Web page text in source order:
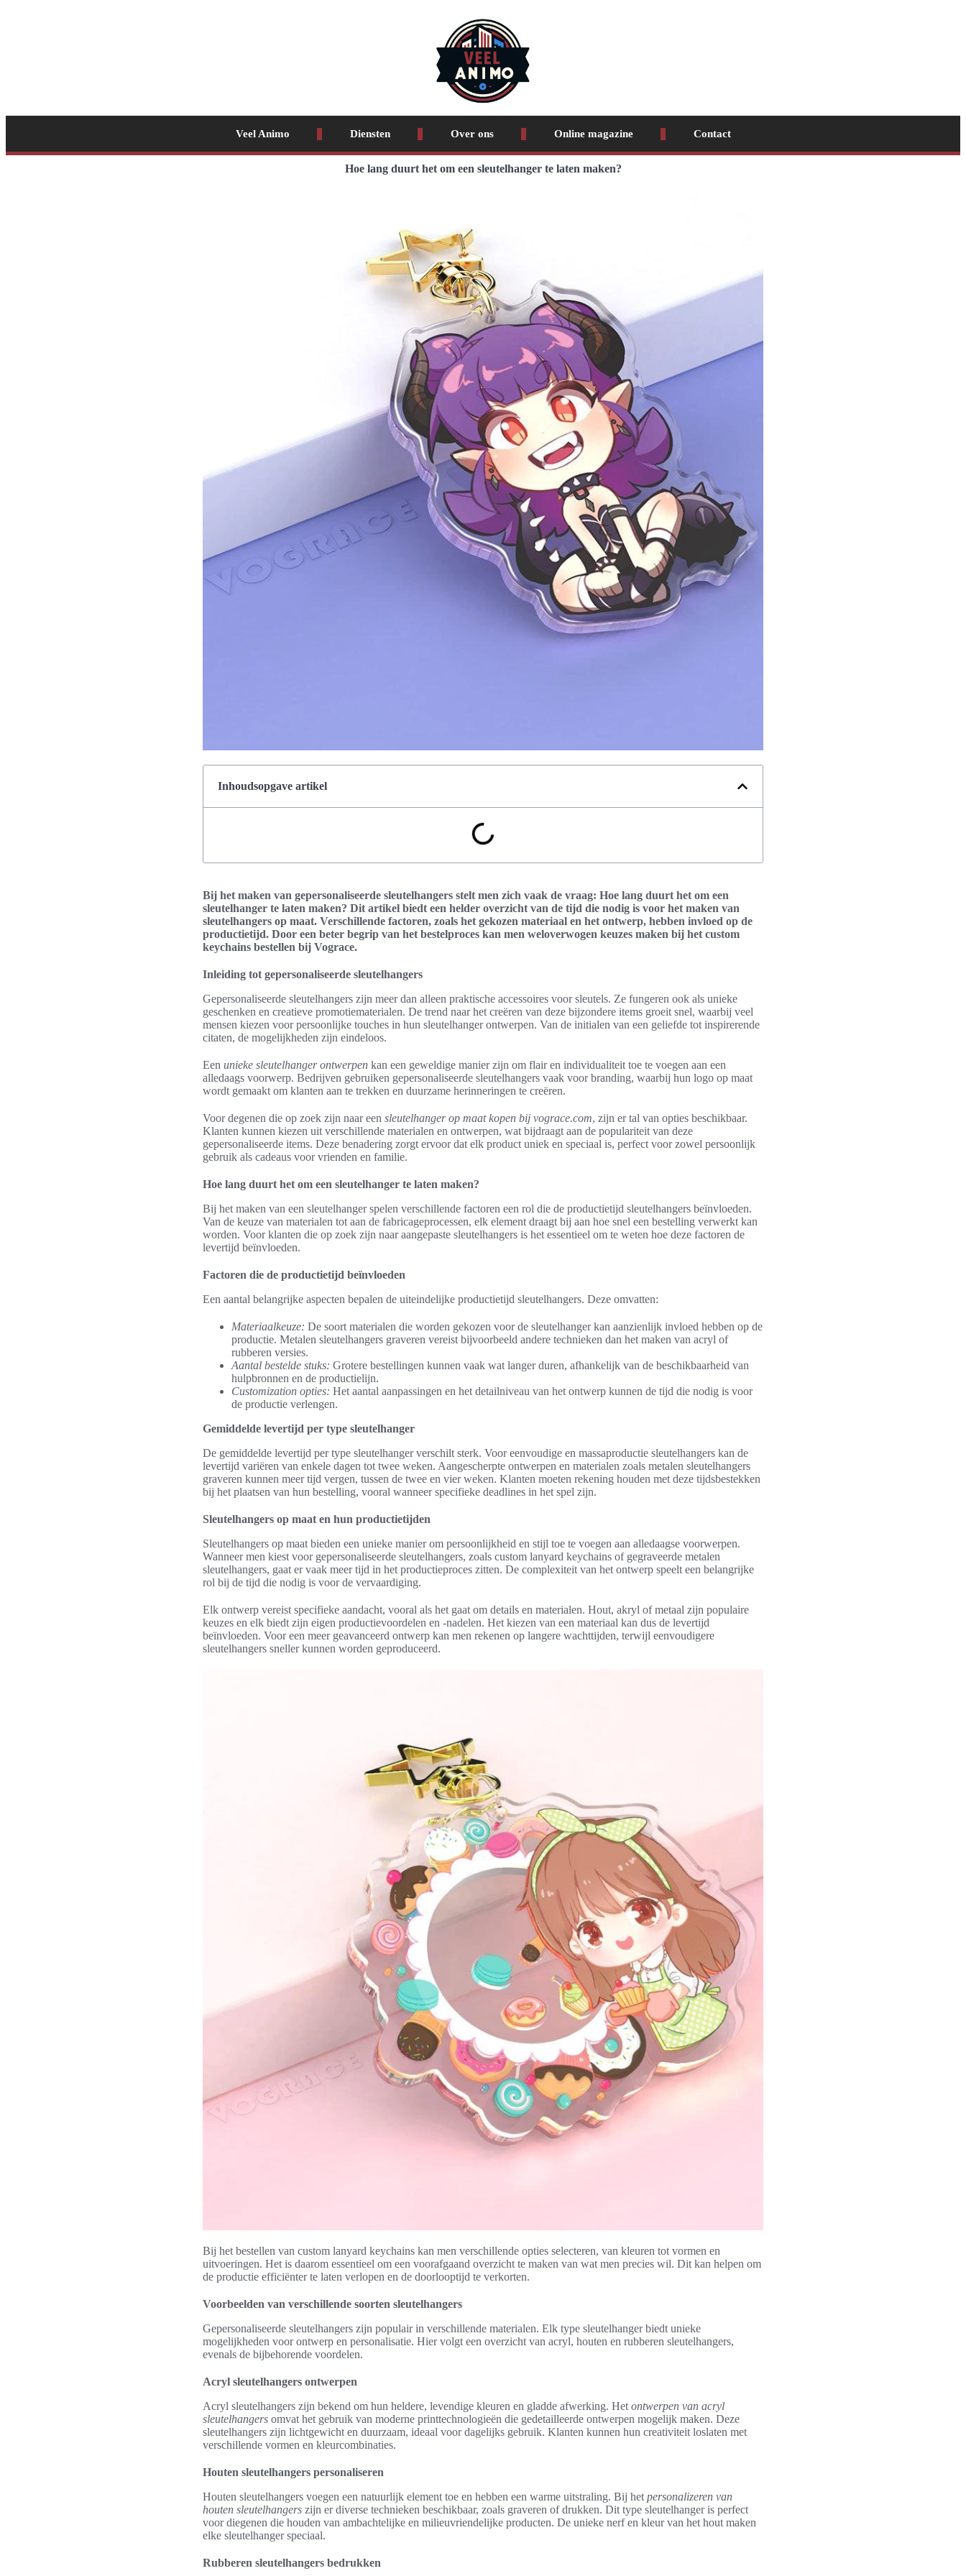
Veel Animo Diensten Over ons Online magazine Contact
Hoe lang duurt het om een sleutelhanger te laten maken?
Inhoudsopgave artikel
Bij het maken van gepersonaliseerde sleutelhangers stelt men zich vaak de vraag: Hoe lang duurt het om een
sleutelhanger te laten maken? Dit artikel biedt een helder overzicht van de tijd die nodig is voor het maken van
sleutelhangers op maat. Verschillende factoren, zoals het gekozen materiaal en het ontwerp, hebben invloed op de
productietijd. Door een beter begrip van het bestelproces kan men weloverwogen keuzes maken bij het custom
keychains bestellen bij Vograce.
Inleiding tot gepersonaliseerde sleutelhangers
Gepersonaliseerde sleutelhangers zijn meer dan alleen praktische accessoires voor sleutels. Ze fungeren ook als unieke
geschenken en creatieve promotiematerialen. De trend naar het creëren van deze bijzondere items groeit snel, waarbij veel
mensen kiezen voor persoonlijke touches in hun sleutelhanger ontwerpen. Van de initialen van een geliefde tot inspirerende
citaten, de mogelijkheden zijn eindeloos.
Een unieke sleutelhanger ontwerpen kan een geweldige manier zijn om flair en individualiteit toe te voegen aan een
alledaags voorwerp. Bedrijven gebruiken gepersonaliseerde sleutelhangers vaak voor branding, waarbij hun logo op maat
wordt gemaakt om klanten aan te trekken en duurzame herinneringen te creëren.
Voor degenen die op zoek zijn naar een sleutelhanger op maat kopen bij vograce.com, zijn er tal van opties beschikbaar.
Klanten kunnen kiezen uit verschillende materialen en ontwerpen, wat bijdraagt aan de populariteit van deze
gepersonaliseerde items. Deze benadering zorgt ervoor dat elk product uniek en speciaal is, perfect voor zowel persoonlijk
gebruik als cadeaus voor vrienden en familie.
Hoe lang duurt het om een sleutelhanger te laten maken?
Bij het maken van een sleutelhanger spelen verschillende factoren een rol die de productietijd sleutelhangers beïnvloeden.
Van de keuze van materialen tot aan de fabricageprocessen, elk element draagt bij aan hoe snel een bestelling verwerkt kan
worden. Voor klanten die op zoek zijn naar aangepaste sleutelhangers is het essentieel om te weten hoe deze factoren de
levertijd beïnvloeden.
Factoren die de productietijd beïnvloeden
Een aantal belangrijke aspecten bepalen de uiteindelijke productietijd sleutelhangers. Deze omvatten:
Materiaalkeuze: De soort materialen die worden gekozen voor de sleutelhanger kan aanzienlijk invloed hebben op de
productie. Metalen sleutelhangers graveren vereist bijvoorbeeld andere technieken dan het maken van acryl of
rubberen versies.
Aantal bestelde stuks: Grotere bestellingen kunnen vaak wat langer duren, afhankelijk van de beschikbaarheid van
hulpbronnen en de productielijn.
Customization opties: Het aantal aanpassingen en het detailniveau van het ontwerp kunnen de tijd die nodig is voor
de productie verlengen.
Gemiddelde levertijd per type sleutelhanger
De gemiddelde levertijd per type sleutelhanger verschilt sterk. Voor eenvoudige en massaproductie sleutelhangers kan de
levertijd variëren van enkele dagen tot twee weken. Aangescherpte ontwerpen en materialen zoals metalen sleutelhangers
graveren kunnen meer tijd vergen, tussen de twee en vier weken. Klanten moeten rekening houden met deze tijdsbestekken
bij het plaatsen van hun bestelling, vooral wanneer specifieke deadlines in het spel zijn.
Sleutelhangers op maat en hun productietijden
Sleutelhangers op maat bieden een unieke manier om persoonlijkheid en stijl toe te voegen aan alledaagse voorwerpen.
Wanneer men kiest voor gepersonaliseerde sleutelhangers, zoals custom lanyard keychains of gegraveerde metalen
sleutelhangers, gaat er vaak meer tijd in het productieproces zitten. De complexiteit van het ontwerp speelt een belangrijke
rol bij de tijd die nodig is voor de vervaardiging.
Elk ontwerp vereist specifieke aandacht, vooral als het gaat om details en materialen. Hout, akryl of metaal zijn populaire
keuzes en elk biedt zijn eigen productievoordelen en -nadelen. Het kiezen van een materiaal kan dus de levertijd
beïnvloeden. Voor een meer geavanceerd ontwerp kan men rekenen op langere wachttijden, terwijl eenvoudigere
sleutelhangers sneller kunnen worden geproduceerd.
Bij het bestellen van custom lanyard keychains kan men verschillende opties selecteren, van kleuren tot vormen en
uitvoeringen. Het is daarom essentieel om een voorafgaand overzicht te maken van wat men precies wil. Dit kan helpen om
de productie efficiënter te laten verlopen en de doorlooptijd te verkorten.
Voorbeelden van verschillende soorten sleutelhangers
Gepersonaliseerde sleutelhangers zijn populair in verschillende materialen. Elk type sleutelhanger biedt unieke
mogelijkheden voor ontwerp en personalisatie. Hier volgt een overzicht van acryl, houten en rubberen sleutelhangers,
evenals de bijbehorende voordelen.
Acryl sleutelhangers ontwerpen
Acryl sleutelhangers zijn bekend om hun heldere, levendige kleuren en gladde afwerking. Het ontwerpen van acryl
sleutelhangers omvat het gebruik van moderne printtechnologieën die gedetailleerde ontwerpen mogelijk maken. Deze
sleutelhangers zijn lichtgewicht en duurzaam, ideaal voor dagelijks gebruik. Klanten kunnen hun creativiteit loslaten met
verschillende vormen en kleurcombinaties.
Houten sleutelhangers personaliseren
Houten sleutelhangers voegen een natuurlijk element toe en hebben een warme uitstraling. Bij het personalizeren van
houten sleutelhangers zijn er diverse technieken beschikbaar, zoals graveren of drukken. Dit type sleutelhanger is perfect
voor diegenen die houden van ambachtelijke en milieuvriendelijke producten. De unieke nerf en kleur van het hout maken
elke sleutelhanger speciaal.
Rubberen sleutelhangers bedrukken